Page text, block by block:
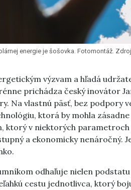
energie je šošovka. Fotomontáž.
výzvam a hľadá
prichádza český inovátor
Na vlastnú päsť, bez podpory
ktorá by mohla
ktorý v niektorých
a ekonomicky nenáročný.
odhaľuje nielen
cestu jednotlivca, ktorý